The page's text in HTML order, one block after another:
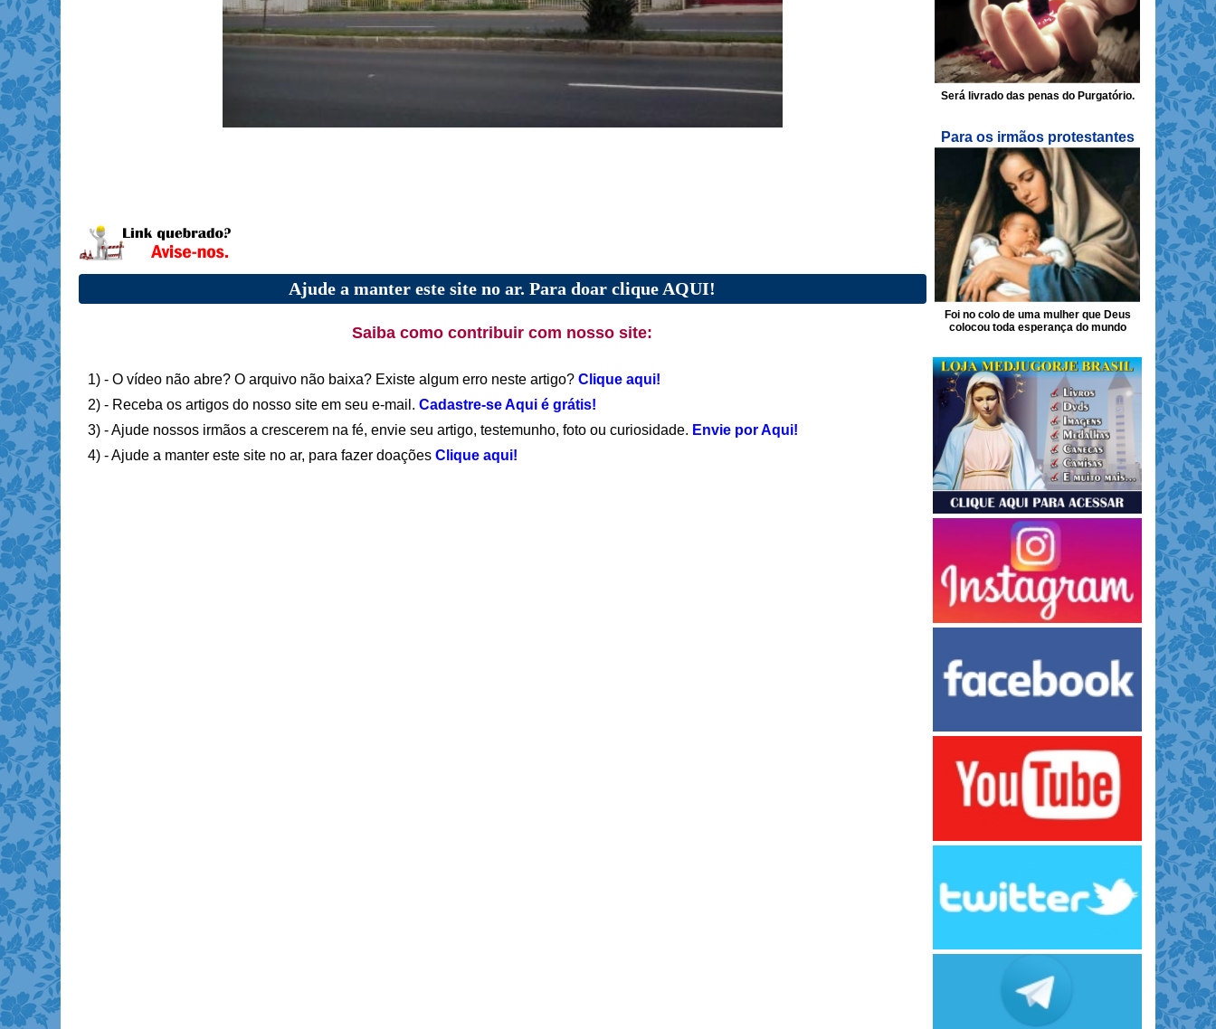
Ajude a manter este site no ar. Para doar clique AQUI!
Saiba como contribuir com nosso site:
1) - O vídeo não abre? O arquivo não baixa? Existe algum erro neste artigo? Clique aqui!
2) - Receba os artigos do nosso site em seu e-mail. Cadastre-se Aqui é grátis!
3) - Ajude nossos irmãos a crescerem na fé, envie seu artigo, testemunho, foto ou curiosidade. Envie por Aqui!
4) - Ajude a manter este site no ar, para fazer doações Clique aqui!
Será livrado das penas do Purgatório.
Para os irmãos protestantes
Foi no colo de uma mulher que Deus
colocou toda esperança do mundo